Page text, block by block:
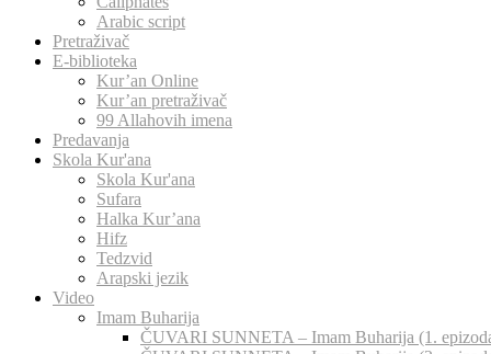
Arabic script
Pretraživač
E-biblioteka
Kur’an Online
Kur’an pretraživač
99 Allahovih imena
Predavanja
Skola Kur'ana
Skola Kur'ana
Sufara
Halka Kur’ana
Hifz
Tedzvid
Arapski jezik
Video
Imam Buharija
ČUVARI SUNNETA – Imam Buharija (1.